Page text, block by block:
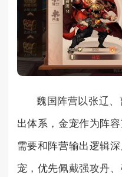
魏国阵营以张辽
出体系，金宠作为阵
需要和阵营输出逻辑
宠，优先佩戴强攻丹